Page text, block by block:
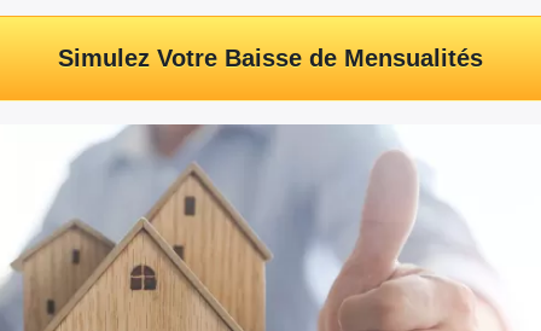
Simulez Votre Baisse de Mensualités